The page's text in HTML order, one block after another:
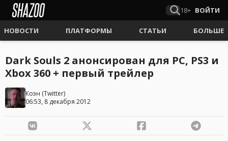
18+ ВОЙТИ
НОВОСТИ ПЛАТФОРМЫ СТАТЬИ БОЛЬШЕ
Dark Souls 2 анонсирован для PC, PS3 и
Xbox 360 + первый трейлер
Коэн (Twitter)
06:53, 8 декабря 2012